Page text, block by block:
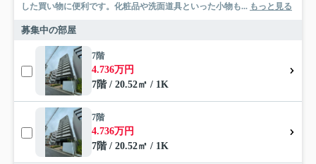
した買い物に便利です。化粧品や洗面道具といった小物も... もっと見る
募集中の部屋
7階
4.736万円
7階 / 20.52㎡ / 1K
7階
4.736万円
7階 / 20.52㎡ / 1K